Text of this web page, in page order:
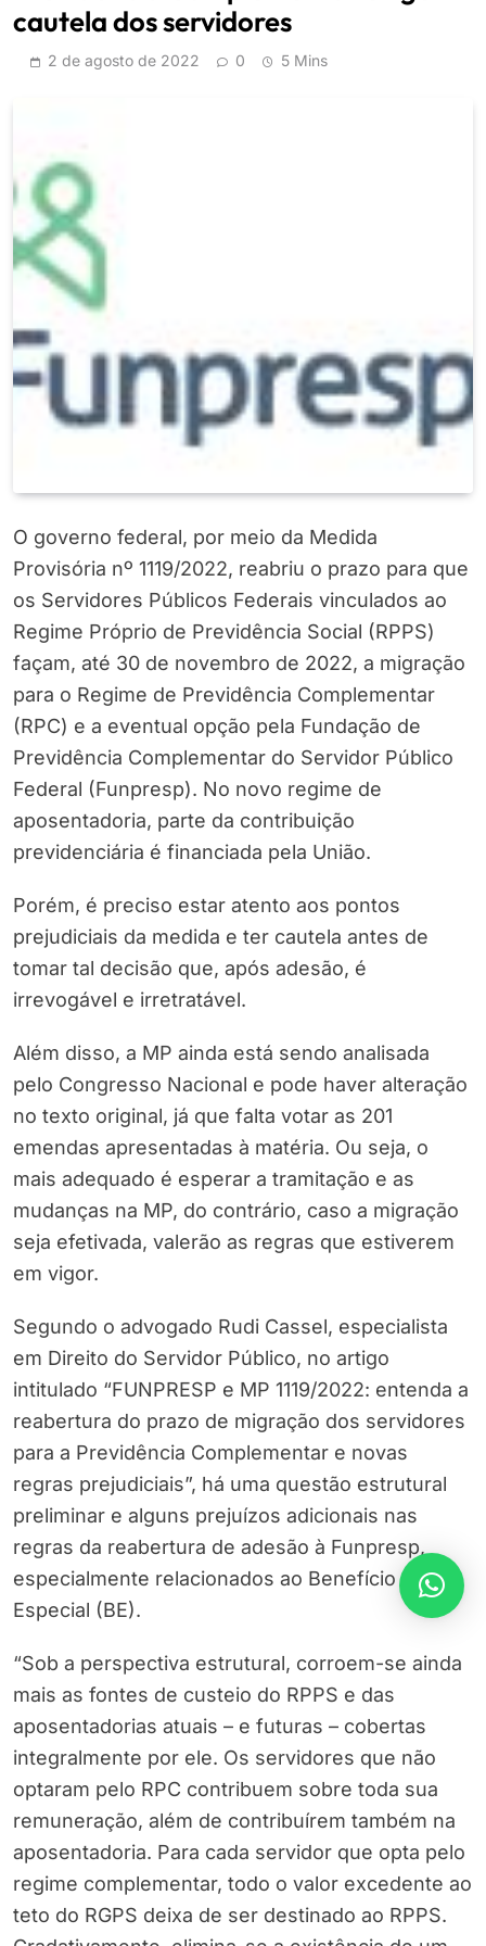
cautela dos servidores
2 de agosto de 2022 0 5 Mins
O governo federal, por meio da Medida
Provisória nº 1119/2022, reabriu o prazo para que
os Servidores Públicos Federais vinculados ao
Regime Próprio de Previdência Social (RPPS)
façam, até 30 de novembro de 2022, a migração
para o Regime de Previdência Complementar
(RPC) e a eventual opção pela Fundação de
Previdência Complementar do Servidor Público
Federal (Funpresp). No novo regime de
aposentadoria, parte da contribuição
previdenciária é financiada pela União.
Porém, é preciso estar atento aos pontos
prejudiciais da medida e ter cautela antes de
tomar tal decisão que, após adesão, é
irrevogável e irretratável.
Além disso, a MP ainda está sendo analisada
pelo Congresso Nacional e pode haver alteração
no texto original, já que falta votar as 201
emendas apresentadas à matéria. Ou seja, o
mais adequado é esperar a tramitação e as
mudanças na MP, do contrário, caso a migração
seja efetivada, valerão as regras que estiverem
em vigor.
Segundo o advogado Rudi Cassel, especialista
em Direito do Servidor Público, no artigo
intitulado “FUNPRESP e MP 1119/2022: entenda a
reabertura do prazo de migração dos servidores
para a Previdência Complementar e novas
regras prejudiciais”, há uma questão estrutural
preliminar e alguns prejuízos adicionais nas
regras da reabertura de adesão à Funpresp,
especialmente relacionados ao Benefício
Especial (BE).
“Sob a perspectiva estrutural, corroem-se ainda
mais as fontes de custeio do RPPS e das
aposentadorias atuais – e futuras – cobertas
integralmente por ele. Os servidores que não
optaram pelo RPC contribuem sobre toda sua
remuneração, além de contribuírem também na
aposentadoria. Para cada servidor que opta pelo
regime complementar, todo o valor excedente ao
teto do RGPS deixa de ser destinado ao RPPS.